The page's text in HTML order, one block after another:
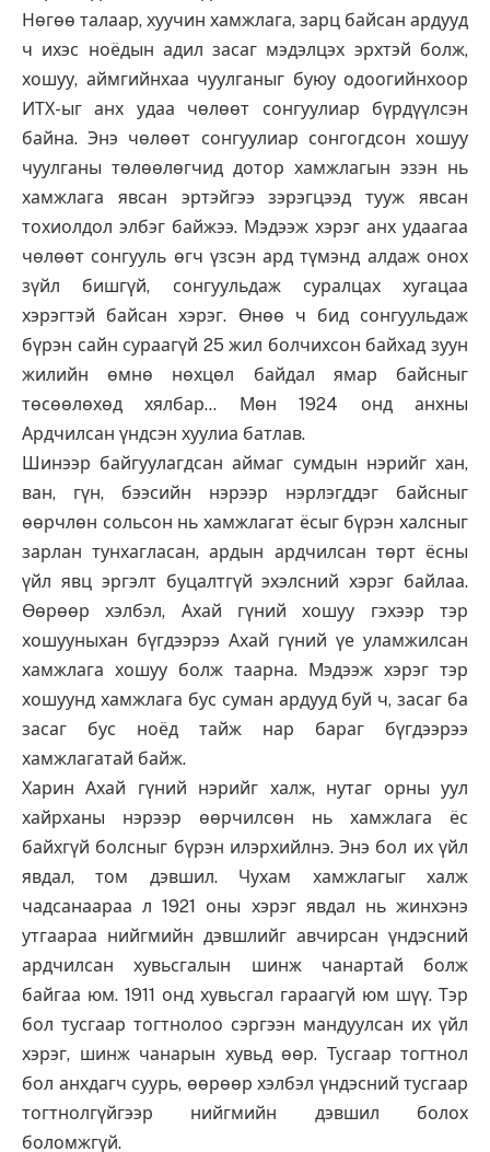
Нөгөө талаар, хуучин хамжлага, зарц байсан ардууд
ч ихэс ноёдын адил засаг мэдэлцэх эрхтэй болж,
хошуу, аймгийнхаа чуулганыг буюу одоогийнхоор
ИТХ-ыг анх удаа чөлөөт сонгуулиар бүрдүүлсэн
байна. Энэ чөлөөт сонгуулиар сонгогдсон хошуу
чуулганы төлөөлөгчид дотор хамжлагын эзэн нь
хамжлага явсан эртэйгээ зэрэгцээд тууж явсан
тохиолдол элбэг байжээ. Мэдээж хэрэг анх удаагаа
чөлөөт сонгууль өгч үзсэн ард түмэнд алдаж онох
зүйл бишгүй, сонгуульдаж суралцах хугацаа
хэрэгтэй байсан хэрэг. Өнөө ч бид сонгуульдаж
бүрэн сайн сураагүй 25 жил болчихсон байхад зуун
жилийн өмнө нөхцөл байдал ямар байсныг
төсөөлөхөд хялбар… Мөн 1924 онд анхны
Ардчилсан үндсэн хуулиа батлав.
Шинээр байгуулагдсан аймаг сумдын нэрийг хан,
ван, гүн, бээсийн нэрээр нэрлэгддэг байсныг
өөрчлөн сольсон нь хамжлагат ёсыг бүрэн халсныг
зарлан тунхагласан, ардын ардчилсан төрт ёсны
үйл явц эргэлт буцалтгүй эхэлсний хэрэг байлаа.
Өөрөөр хэлбэл, Ахай гүний хошуу гэхээр тэр
хошууныхан бүгдээрээ Ахай гүний үе уламжилсан
хамжлага хошуу болж таарна. Мэдээж хэрэг тэр
хошуунд хамжлага бус суман ардууд буй ч, засаг ба
засаг бус ноёд тайж нар бараг бүгдээрээ
хамжлагатай байж.
Харин Ахай гүний нэрийг халж, нутаг орны уул
хайрханы нэрээр өөрчилсөн нь хамжлага ёс
байхгүй болсныг бүрэн илэрхийлнэ. Энэ бол их үйл
явдал, том дэвшил. Чухам хамжлагыг халж
чадсанаараа л 1921 оны хэрэг явдал нь жинхэнэ
утгаараа нийгмийн дэвшлийг авчирсан үндэсний
ардчилсан хувьсгалын шинж чанартай болж
байгаа юм. 1911 онд хувьсгал гараагүй юм шүү. Тэр
бол тусгаар тогтнолоо сэргээн мандуулсан их үйл
хэрэг, шинж чанарын хувьд өөр. Тусгаар тогтнол
бол анхдагч суурь, өөрөөр хэлбэл үндэсний тусгаар
тогтнолгүйгээр нийгмийн дэвшил болох
боломжгүй.